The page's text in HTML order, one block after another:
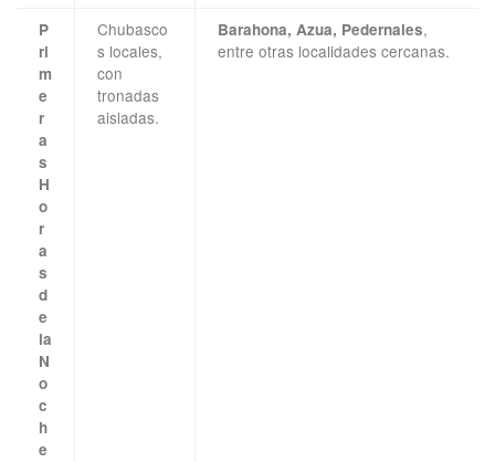
P
ri
m
e
r
a
s
H
o
r
a
s
d
e
la
N
o
c
h
e
Chubasco
s locales,
con
tronadas
aisladas.
Barahona, Azua, Pedernales,
entre otras localidades cercanas.